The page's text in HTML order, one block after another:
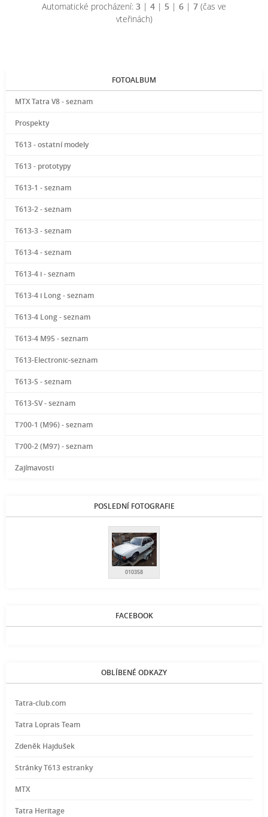
Automatické procházení: 3 | 4 | 5 | 6 | 7 (čas ve
vteřinách)
FOTOALBUM
MTX Tatra V8 - seznam
Prospekty
T613 - ostatní modely
T613 - prototypy
T613-1 - seznam
T613-2 - seznam
T613-3 - seznam
T613-4 - seznam
T613-4 i - seznam
T613-4 i Long - seznam
T613-4 Long - seznam
T613-4 M95 - seznam
T613-Electronic-seznam
T613-S - seznam
T613-SV - seznam
T700-1 (M96) - seznam
T700-2 (M97) - seznam
Zajímavosti
POSLEDNÍ FOTOGRAFIE
010358
FACEBOOK
OBLÍBENÉ ODKAZY
Tatra-club.com
Tatra Loprais Team
Zdeněk Hajdušek
Stránky T613 estranky
MTX
Tatra Heritage